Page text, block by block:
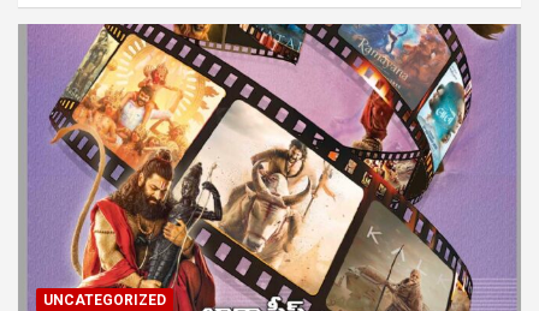
UNCATEGORIZED